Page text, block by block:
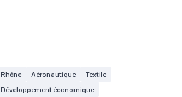
Rhône Aéronautique
Textile
Développement économique